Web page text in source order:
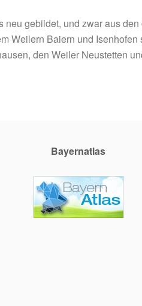
neu gebildet, und zwar aus den
Weilern Baiern und Isenhofen
den Weiler Neustetten
Bayernatlas